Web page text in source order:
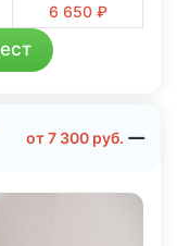
6 650 ₽
от7 300 руб.